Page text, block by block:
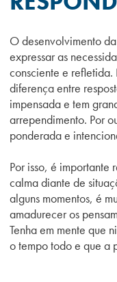
O desenvolvimento
expressar as
consciente e
diferença entre
impensada e tem
arrependimento. Por
ponderada e
Por isso, é importante
calma diante de
alguns momentos, é
amadurecer os
Tenha em mente que
o tempo todo e que a